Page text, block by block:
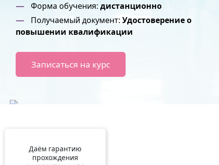
Форма обучения: дистанционно
Получаемый документ:Удостоверение о
повышении квалификации
Записаться на курс
Даём гарантию
прохождения